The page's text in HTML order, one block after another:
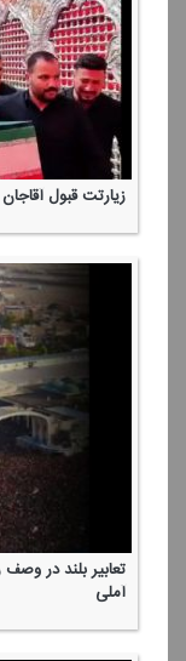
زیارتت قبول آقاجان
تعابیر بلند در
آملی